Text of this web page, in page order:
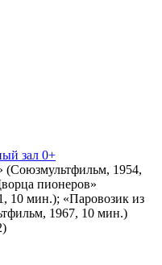
зал 0+
1954,
пионеров»
10 мин.); «Паровозик из
1967, 10 мин.)